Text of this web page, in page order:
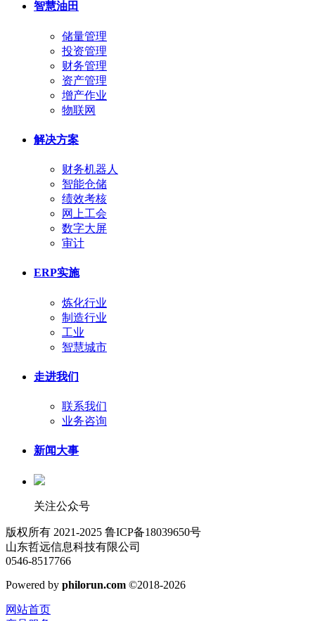
智慧油田
储量管理
投资管理
财务管理
资产管理
增产作业
物联网
解决方案
财务机器人
智能仓储
绩效考核
网上工会
数字大屏
审计
ERP实施
炼化行业
制造行业
工业
智慧城市
走进我们
联系我们
业务咨询
新闻大事
关注公众号
版权所有 2021-2025 鲁ICP备18039650号
山东哲远信息科技有限公司
0546-8517766
Powered by philorun.com ©2018-2026
网站首页